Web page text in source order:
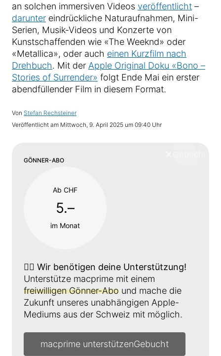
an solchen immersiven Videos veröffentlicht –
darunter eindrückliche Naturaufnahmen, Mini-
Serien, Musik-Videos und Konzerte von
Kunstschaffenden wie «The Weeknd» oder
«Metallica», oder auch einen Kurzfilm nach
Drehbuch. Mit der Apple Original Doku «Bono –
Stories of Surrender» folgt Ende Mai ein erster
abendfüllender Film in diesem Format.
Von Stefan Rechsteiner
Veröffentlicht am Mittwoch, 9. April 2025 um 09:40 Uhr
GÖNNER-ABO
Ab CHF
5.–
im Monat
👉🏼 Wir benötigen deine Unterstützung!
Unterstütze macprime mit einem
freiwilligen Gönner-Abo und mache die
Zukunft unseres unabhängigen Apple-
Mediums aus der Schweiz mit möglich.
macprime unterstützen